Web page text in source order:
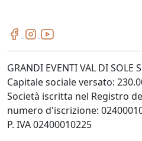
GRANDI EVENTI VAL DI SOLE
Capitale sociale versato:
Società iscritta nel Registro
numero d'iscrizione:
P. IVA 02400010225